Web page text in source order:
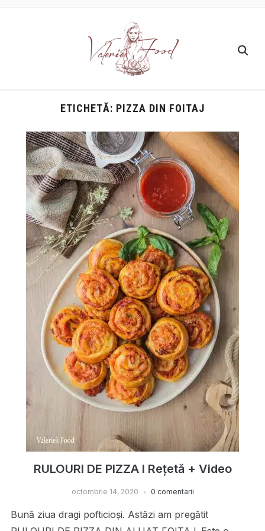
ETICHETĂ: PIZZA DIN FOITAJ
RULOURI DE PIZZA I Rețetă + Video
octombrie 14, 2020 0 comentarii
Bună ziua dragi pofticioși. Astăzi am pregătit